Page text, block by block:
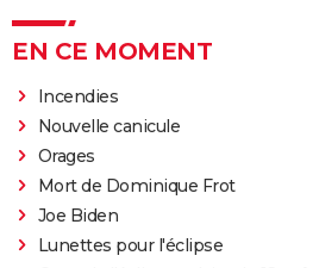
EN CE MOMENT
Incendies
Nouvelle canicule
Orages
Mort de Dominique Frot
Joe Biden
Lunettes pour l'éclipse